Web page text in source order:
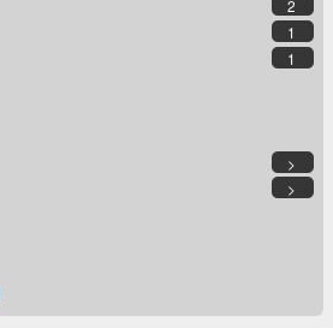
2
1
1
>
>